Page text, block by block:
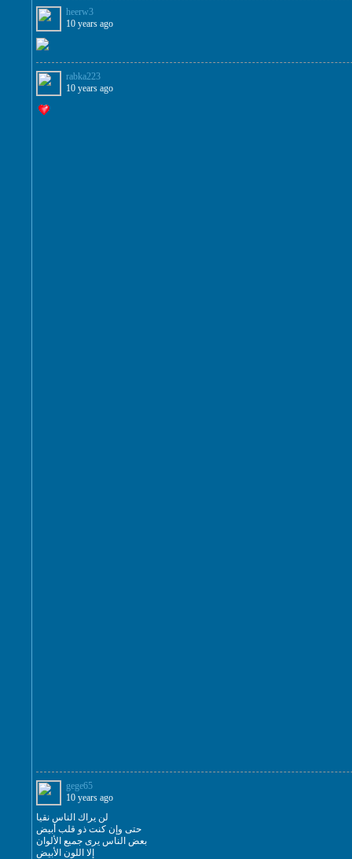
heerw3
10 years ago
rabka223
10 years ago
gege65
10 years ago
لن يراك الناس نقيا
حتى وإن كنت ذو قلب أبيض
بعض الناس يرى جميع الألوان
إلا اللون الأبيض